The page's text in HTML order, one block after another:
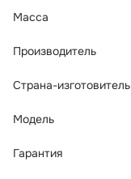
Масса
Производитель
Страна-изготовитель
Модель
Гарантия